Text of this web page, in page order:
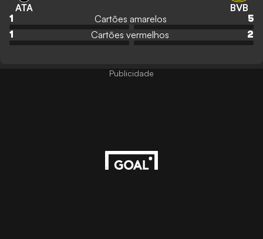
ATA BVB
1 Cartões amarelos
5
1
Cartões vermelhos 2
Publicidade